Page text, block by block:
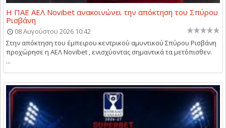
Η ΠΑΕ ΑΕΛ Novibet ανακοινώνει την απόκτηση του Σπύρου
Ρισβάνη
08 Αυγούστου 2026 10:42
Στην απόκτηση του έμπειρου κεντρικού αμυντικού Σπύρου Ρισβάνη
προχώρησε η ΑΕΛ Novibet , ενισχύοντας σημαντικά τα μετόπισθεν.
...